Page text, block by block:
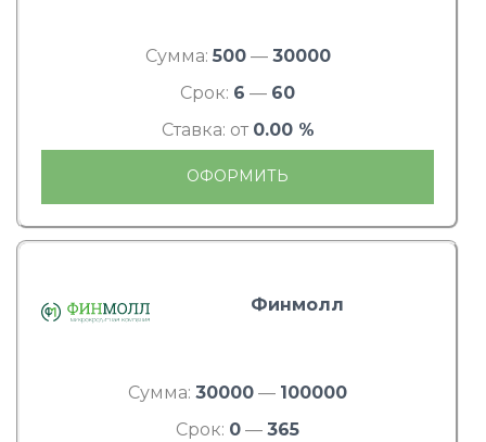
Сумма: 500— 30000
Срок: 6 — 60
Ставка: от 0.00 %
ОФОРМИТЬ
Финмолл
Сумма: 30000 — 100000
Срок: 0 — 365